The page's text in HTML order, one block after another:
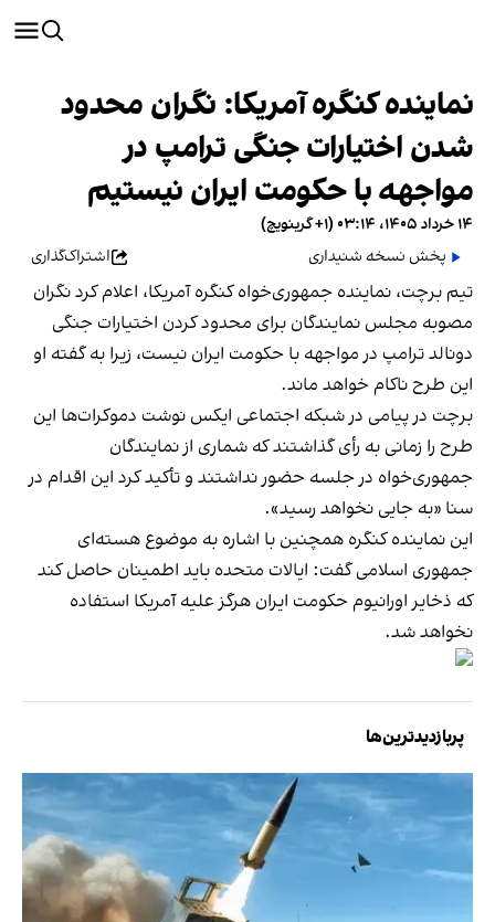
نماینده کنگره آمریکا: نگران محدود
شدن اختیارات جنگی ترامپ در
مواجهه با حکومت ایران نیستیم
۱۴ خرداد ۱۴۰۵، ۰۳:۱۴ (‎+۱ گرینویچ)
پخش نسخه شنیداری
اشتراک‌گذاری
تیم برچت، نماینده جمهوری‌خواه کنگره آمریکا، اعلام کرد نگران
مصوبه مجلس نمایندگان برای محدود کردن اختیارات جنگی
دونالد ترامپ در مواجهه با حکومت ایران نیست، زیرا به گفته او
این طرح ناکام خواهد ماند.
برچت در پیامی در شبکه اجتماعی ایکس نوشت دموکرات‌ها این
طرح را زمانی به رأی گذاشتند که شماری از نمایندگان
جمهوری‌خواه در جلسه حضور نداشتند و تأکید کرد این اقدام در
سنا «به جایی نخواهد رسید».
این نماینده کنگره همچنین با اشاره به موضوع هسته‌ای
جمهوری اسلامی گفت: ایالات متحده باید اطمینان حاصل کند
که ذخایر اورانیوم حکومت ایران هرگز علیه آمریکا استفاده
نخواهد شد.
پربازدیدترین‌ها